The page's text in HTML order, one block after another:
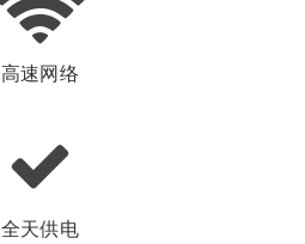
高速网络
全天供电